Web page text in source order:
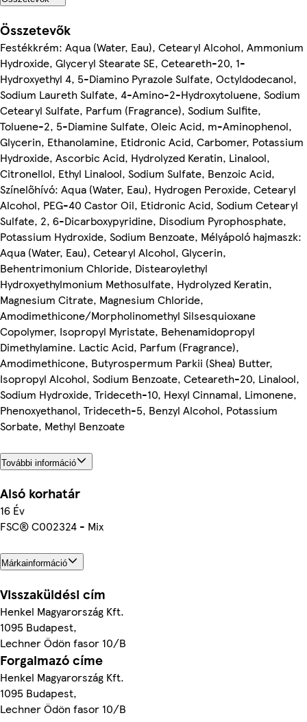
Összetevők
Festékkrém: Aqua (Water, Eau), Cetearyl Alcohol, Ammonium
Hydroxide, Glyceryl Stearate SE, Ceteareth-20, 1-
Hydroxyethyl 4, 5-Diamino Pyrazole Sulfate, Octyldodecanol,
Sodium Laureth Sulfate, 4-Amino-2-Hydroxytoluene, Sodium
Cetearyl Sulfate, Parfum (Fragrance), Sodium Sulfite,
Toluene-2, 5-Diamine Sulfate, Oleic Acid, m-Aminophenol,
Glycerin, Ethanolamine, Etidronic Acid, Carbomer, Potassium
Hydroxide, Ascorbic Acid, Hydrolyzed Keratin, Linalool,
Citronellol, Ethyl Linalool, Sodium Sulfate, Benzoic Acid,
Színelőhívó: Aqua (Water, Eau), Hydrogen Peroxide, Cetearyl
Alcohol, PEG-40 Castor Oil, Etidronic Acid, Sodium Cetearyl
Sulfate, 2, 6-Dicarboxypyridine, Disodium Pyrophosphate,
Potassium Hydroxide, Sodium Benzoate, Mélyápoló hajmaszk:
Aqua (Water, Eau), Cetearyl Alcohol, Glycerin,
Behentrimonium Chloride, Distearoylethyl
Hydroxyethylmonium Methosulfate, Hydrolyzed Keratin,
Magnesium Citrate, Magnesium Chloride,
Amodimethicone/Morpholinomethyl Silsesquioxane
Copolymer, Isopropyl Myristate, Behenamidopropyl
Dimethylamine. Lactic Acid, Parfum (Fragrance),
Amodimethicone, Butyrospermum Parkii (Shea) Butter,
Isopropyl Alcohol, Sodium Benzoate, Ceteareth-20, Linalool,
Sodium Hydroxide, Trideceth-10, Hexyl Cinnamal, Limonene,
Phenoxyethanol, Trideceth-5, Benzyl Alcohol, Potassium
Sorbate, Methyl Benzoate
További információ
Alsó korhatár
16 Év
FSC® C002324 - Mix
Márkainformáció
Visszaküldési cím
Henkel Magyarország Kft.
1095 Budapest,
Lechner Ödön fasor 10/B
Forgalmazó címe
Henkel Magyarország Kft.
1095 Budapest,
Lechner Ödön fasor 10/B